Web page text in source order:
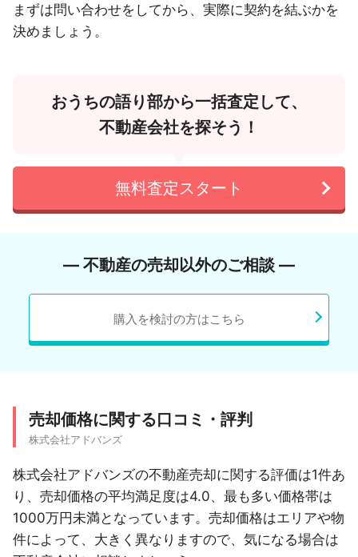
まずは問い合わせをしてから、実際に契約を結ぶかを
決めましょう。
おうちの語り部から一括査定して、
不動産会社を探そう！
無料査定スタート
― 不動産の売却以外のご相談 ―
購入を検討の方はこちら
売却価格に関する口コミ・評判
株式会社アドバンズ
株式会社アドバンズの不動産売却に関する評価は1件あ
り、売却価格の平均満足度は4.0、最も多い価格帯は
1000万円未満となっています。売却価格はエリアや物
件によって、大きく異なりますので、気になる場合は